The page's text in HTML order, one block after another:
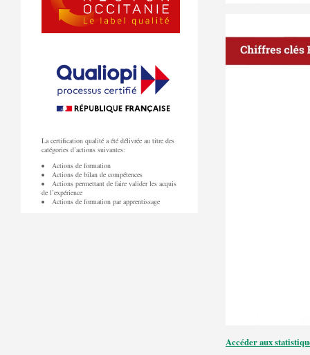
La certification qualité a été délivrée au titre des
catégories d’actions suivantes:
Actions de formation
Actions de bilan de compétences
Actions permettant de faire valider les acquis
de l’expérience
Actions de formation par apprentissage
Accéder aux